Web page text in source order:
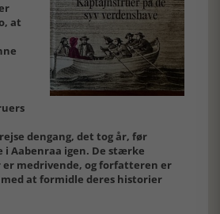
at
dengang, det tog år, før
i Aabenraa igen. De stærke
er medrivende, og forfatteren er
at formidle deres historier